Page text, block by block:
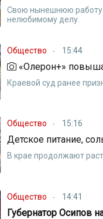
Свою нынешнюю работу
нелюбимому делу.
Общество 15:44
«Олерон+»
Краевой суд ранее
Общество 15:16
Детское питание,
В крае продолжают
Общество 14:41
Губернатор Осипов